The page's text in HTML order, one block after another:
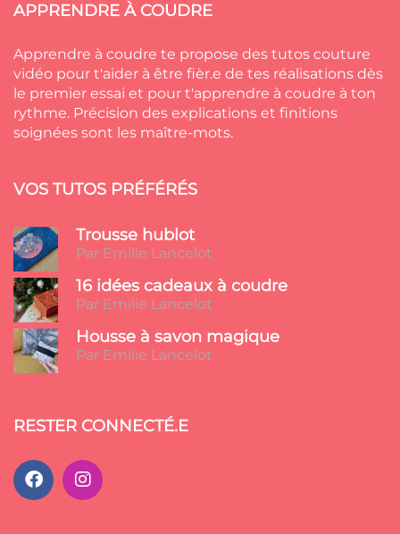
APPRENDRE À COUDRE
Apprendre à coudre te propose des tutos couture
vidéo pour t'aider à être fièr.e de tes réalisations dès
le premier essai et pour t'apprendre à coudre à ton
rythme. Précision des explications et finitions
soignées sont les maître-mots.
VOS TUTOS PRÉFÉRÉS
Trousse hublot
Par Emilie Lancelot
16 idées cadeaux à coudre
Par Emilie Lancelot
Housse à savon magique
Par Emilie Lancelot
RESTER CONNECTÉ.E